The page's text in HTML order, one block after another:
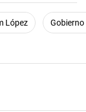
López Gobierno